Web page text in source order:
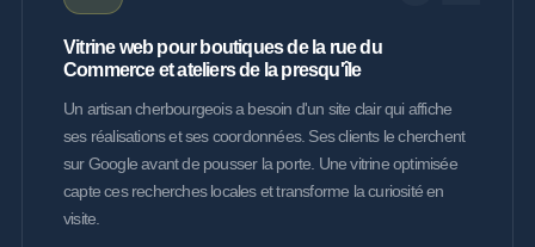
Vitrine web pour boutiques de la rue du
Commerce et ateliers de la presqu'île
Un artisan cherbourgeois a besoin d'un site clair qui affiche
ses réalisations et ses coordonnées. Ses clients le cherchent
sur Google avant de pousser la porte. Une vitrine optimisée
capte ces recherches locales et transforme la curiosité en
visite.